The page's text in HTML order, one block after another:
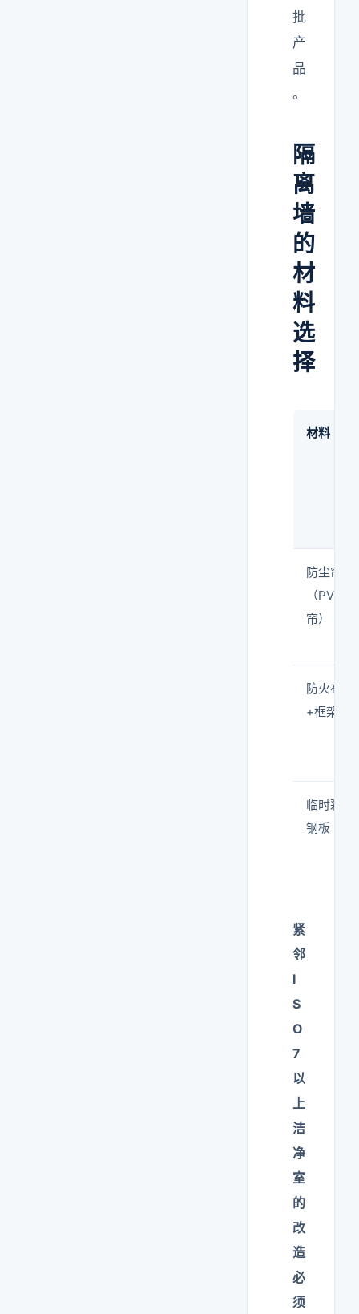
批
产
品
。
隔
离
墙
的
材
料
选
择
材料
防尘帘
（PVC
帘）
防火布
+框架
临时彩
钢板
紧
邻
I
S
O
7
以
上
洁
净
室
的
改
造
必
须